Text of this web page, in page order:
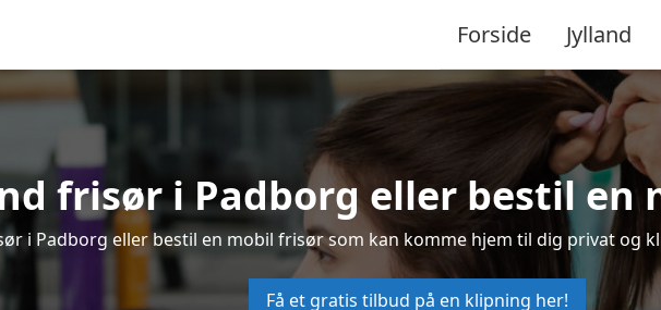
Forside Jylland
frisør i Padborg eller bestil en
i Padborg eller bestil en mobil frisør som kan komme hjem til dig privat og
Få et gratis tilbud på en klipning her!